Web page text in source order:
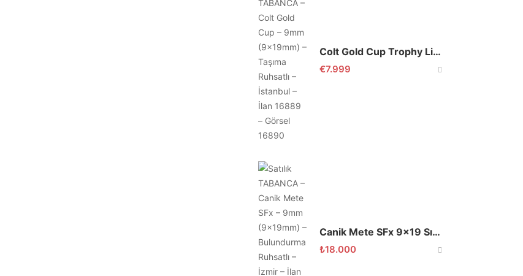
Colt Gold Cup Trophy Lite 9×19
€7.999
Canik Mete SFx 9×19 Sıfır Ayarında
₺18.000